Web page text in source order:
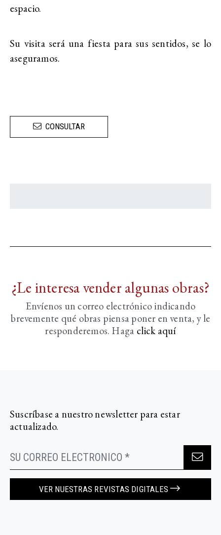
espacio.
Su visita será una fiesta para sus sentidos, se lo
aseguramos.
CONSULTAR
¿Le interesa vender algunas obras?
Envíenos un correo electrónico indicando
brevemente qué obras piensa poner en venta, y le
responderemos. Haga click aquí­
Suscríbase a nuestro newsletter para estar
actualizado.
VER NUESTRAS REVISTAS DIGITALES